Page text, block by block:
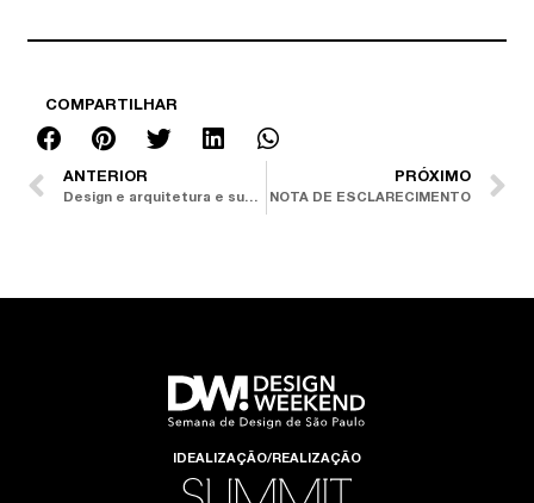
COMPARTILHAR
ANTERIOR
Design e arquitetura e suas conexões com o meio ambiente e a sustentabilidade
PRÓXIMO
NOTA DE ESCLARECIMENTO
IDEALIZAÇÃO/REALIZAÇÃO